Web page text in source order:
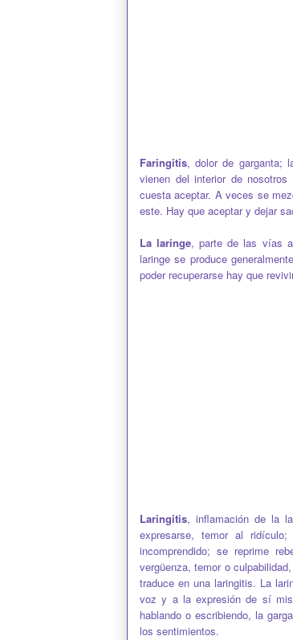
Faringitis, dolor de garganta;
vienen del interior de
cuesta aceptar. A veces se
este. Hay que aceptar y dejar
La laringe, parte de las vías
laringe se produce
poder recuperarse hay que
Laringitis, inflamación de la
expresarse, temor al
incomprendido; se reprime
vergüenza, temor o
traduce en una laringitis. La
voz y a la expresión de sí
hablando o escribiendo, la
los sentimientos.